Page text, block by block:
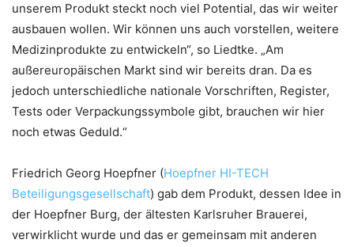
unserem Produkt steckt noch viel Potential, das wir weiter
ausbauen wollen. Wir können uns auch vorstellen, weitere
Medizinprodukte zu entwickeln“, so Liedtke. „Am
außereuropäischen Markt sind wir bereits dran. Da es
jedoch unterschiedliche nationale Vorschriften, Register,
Tests oder Verpackungssymbole gibt, brauchen wir hier
noch etwas Geduld.“
Friedrich Georg Hoepfner (Hoepfner HI-TECH
Beteiligungsgesellschaft) gab dem Produkt, dessen Idee in
der Hoepfner Burg, der ältesten Karlsruher Brauerei,
verwirklicht wurde und das er gemeinsam mit anderen